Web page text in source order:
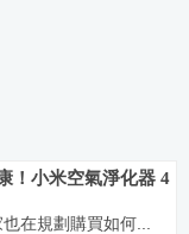
！小米空氣淨化器 4
在規劃購買如何...